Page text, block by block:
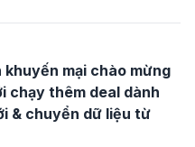
mại chào mừng
chạy thêm deal dành
& chuyển dữ liệu từ